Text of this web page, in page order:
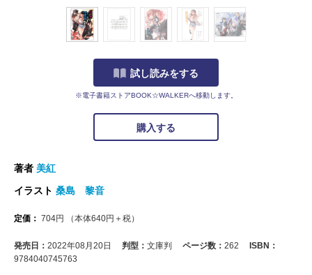
試し読みをする
※電子書籍ストアBOOK☆WALKERへ移動します。
購入する
著者 美紅
イラスト 桑島 黎音
定価： 704円 （本体640円＋税）
発売日： 2022年08月20日 判型： 文庫判 ページ数： 262
ISBN：
9784040745763